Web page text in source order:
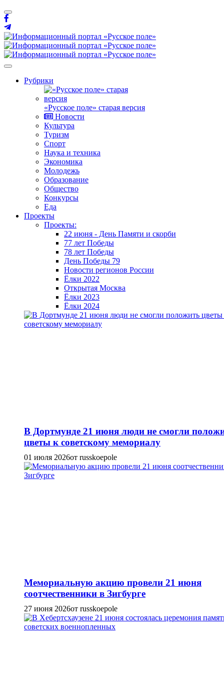
Рубрики
«Русское поле» старая версия
Новости
Культура
Туризм
Спорт
Наука и техника
Экономика
Молодежь
Образование
Общество
Конкурсы
Еда
Проекты
Проекты:
22 июня - День Памяти и скорби
77 лет Победы
78 лет Победы
День Победы 79
Новости регионов России
Ёлки 2022
Открытая Москва
Ёлки 2023
Ёлки 2024
В Дортмунде 21 июня люди не смогли
цветы к советскому мемориалу
01 июля 2026от russkoepole
Мемориальную акцию провели 21 июня
соотчественники в Зигбурге
27 июня 2026от russkoepole